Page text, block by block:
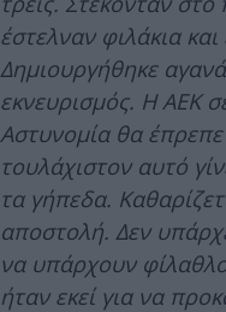
έστελναν φιλάκια
Δημιουργήθηκε
εκνευρισμός. Η ΑΕΚ
Αστυνομία θα
τουλάχιστον αυτό
τα γήπεδα.
αποστολή. Δεν
να υπάρχουν
ήταν εκεί για να